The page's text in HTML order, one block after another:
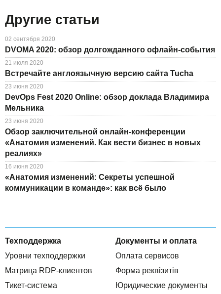
Другие статьи
02 сентября 2020
DVOMA 2020: обзор долгожданного офлайн-события
21 июля 2020
Встречайте англоязычную версию сайта Tucha
23 июня 2020
DevOps Fest 2020 Online: обзор доклада Владимира
Мельника
23 июня 2020
Обзор заключительной онлайн-конференции
«Анатомия изменений. Как вести бизнес в новых
реалиях»
16 июня 2020
«Анатомия изменений: Секреты успешной
коммуникации в команде»: как всё было
Техподдержка
Уровни техподдержки
Матрица RDP-клиентов
Тикет-система
Документы и оплата
Оплата сервисов
Форма реквізитів
Юридические документы